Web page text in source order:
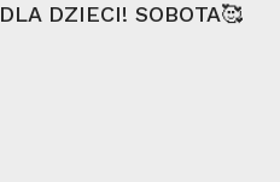
DZIECI! SOBOTA🥰